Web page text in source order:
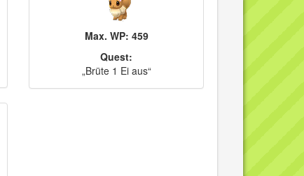
Max. WP: 459
Quest:
„Brüte 1 Ei aus“